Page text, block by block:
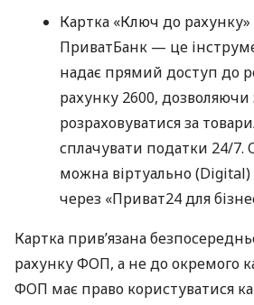
Картка «Ключ до рахунку»
ПриватБанк — це
надає прямий доступ до
рахунку 2600, дозволяючи
розраховуватися за
сплачувати податки 24/7.
можна віртуально
через «Приват24 для
Картка прив’язана
рахунку ФОП, а не до окремого
ФОП має право користуватися